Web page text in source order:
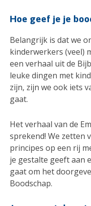
Hoe geef je je
Belangrijk is dat we
kinderwerkers (veel)
een verhaal uit de
leuke dingen met
zijn, zijn we ook iets
gaat.
Het verhaal van de
sprekend! We zetten
principes op een rij
je gestalte geeft aan
gaat om het
Boodschap.